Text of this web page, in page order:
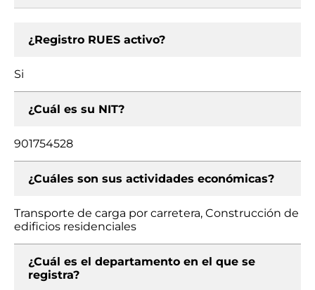
¿Registro RUES activo?
Si
¿Cuál es su NIT?
901754528
¿Cuáles son sus actividades económicas?
Transporte de carga por carretera, Construcción de
edificios residenciales
¿Cuál es el departamento en el que se
registra?